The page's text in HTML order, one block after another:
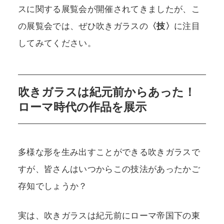
スに関する展覧会が開催されてきましたが、こ
の展覧会では、ぜひ吹きガラスの〈技〉 に注目
してみてください。
吹きガラスは紀元前からあった！
ローマ時代の作品を展示
多様な形を生み出すことができる吹きガラスで
すが、皆さんはいつからこの技法があったかご
存知でしょうか？
実は、吹きガラスは紀元前にローマ帝国下の東